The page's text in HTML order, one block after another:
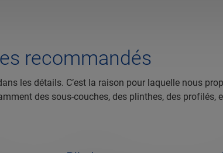
recommandés
les détails. C’est la raison pour laquelle nous
des sous-couches, des plinthes, des profilés,